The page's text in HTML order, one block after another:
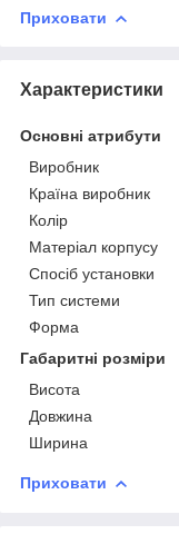
Приховати
Характеристики
Основні атрибути
Виробник
Країна виробник
Колір
Матеріал корпусу
Спосіб установки
Тип системи
Форма
Габаритні розміри
Висота
Довжина
Ширина
Приховати